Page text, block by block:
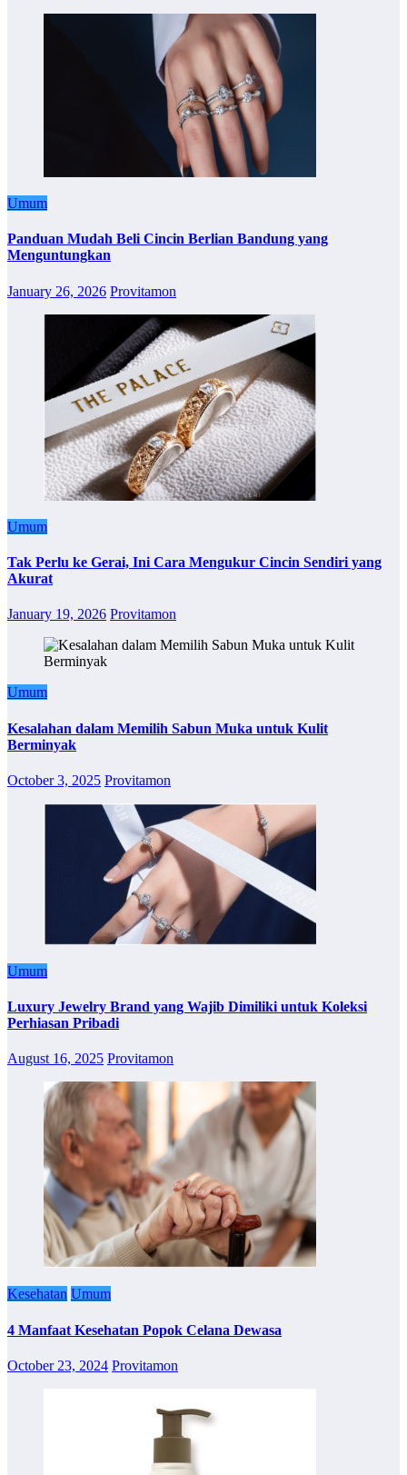
Umum
Panduan Mudah Beli Cincin Berlian Bandung yang
Menguntungkan
January 26, 2026 Provitamon
Umum
Tak Perlu ke Gerai, Ini Cara Mengukur Cincin Sendiri yang
Akurat
January 19, 2026 Provitamon
Umum
Kesalahan dalam Memilih Sabun Muka untuk Kulit
Berminyak
October 3, 2025 Provitamon
Umum
Luxury Jewelry Brand yang Wajib Dimiliki untuk Koleksi
Perhiasan Pribadi
August 16, 2025 Provitamon
Kesehatan Umum
4 Manfaat Kesehatan Popok Celana Dewasa
October 23, 2024 Provitamon